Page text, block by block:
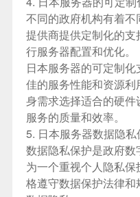
不同的政府机构有着
提供商提供定制化的
行服务器配置和优化。
日本服务器的可定制
佳的服务性能和资源
身需求选择适合的硬
服务的质量和效率。
5. 日本服务器数据隐私
数据隐私保护是政府
为一个重视个人隐私
格遵守数据保护法律